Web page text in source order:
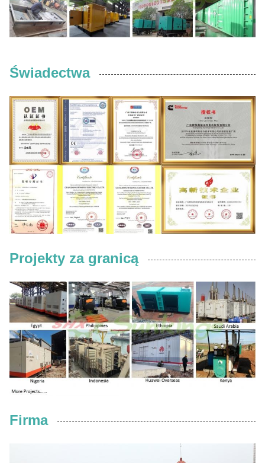
Świadectwa
Projekty za granicą
Firma